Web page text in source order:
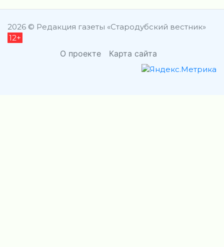
2026 © Редакция газеты «Стародубский вестник»
12+
О проекте Карта сайта